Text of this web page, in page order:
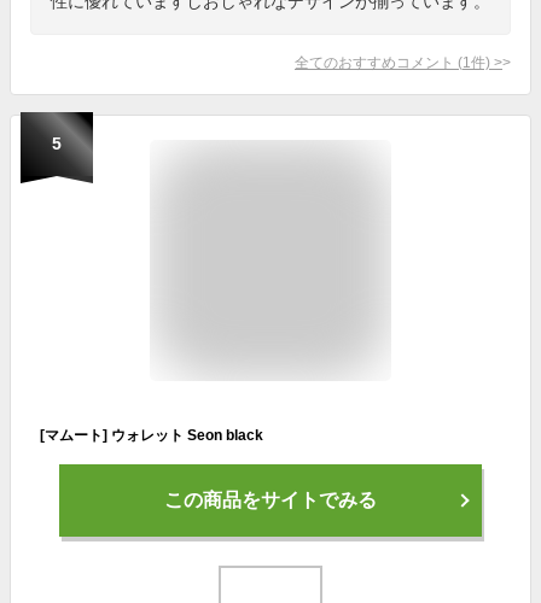
全てのおすすめコメント (1 件) >
5
[マムート] ウォレット Seon black
この商品をサイトでみる